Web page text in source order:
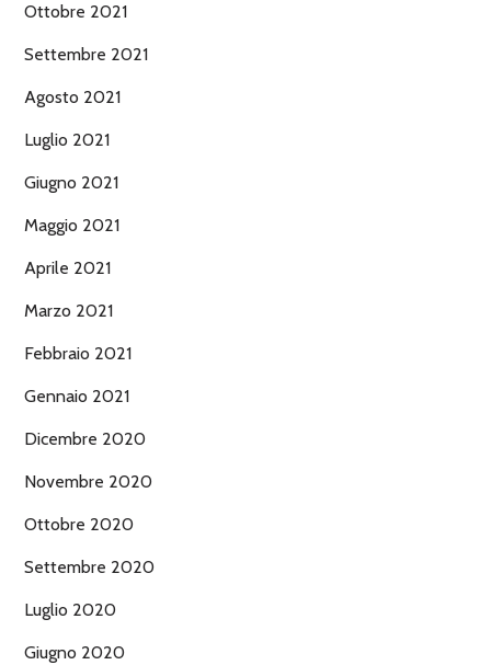
Ottobre 2021
Settembre 2021
Agosto 2021
Luglio 2021
Giugno 2021
Maggio 2021
Aprile 2021
Marzo 2021
Febbraio 2021
Gennaio 2021
Dicembre 2020
Novembre 2020
Ottobre 2020
Settembre 2020
Luglio 2020
Giugno 2020